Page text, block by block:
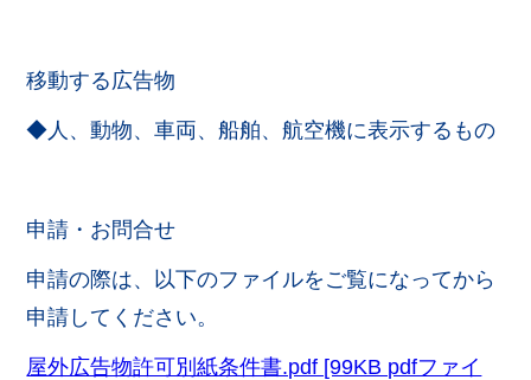
移動する広告物
◆人、動物、車両、船舶、航空機に表示するもの
申請・お問合せ
申請の際は、以下のファイルをご覧になってから
申請してください。
屋外広告物許可別紙条件書.pdf [99KB pdfファイ